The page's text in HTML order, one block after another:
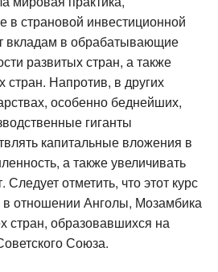
в страновой инвестиционной
вкладам в обрабатывающие
развитых стран, а также
стран. Напротив, в других
особенно беднейших,
гиганты
капитальные вложения в
а также увеличивать
Следует отметить, что этот курс
в отношении Анголы, Мозамбика
стран, образовавшихся на
Союза.